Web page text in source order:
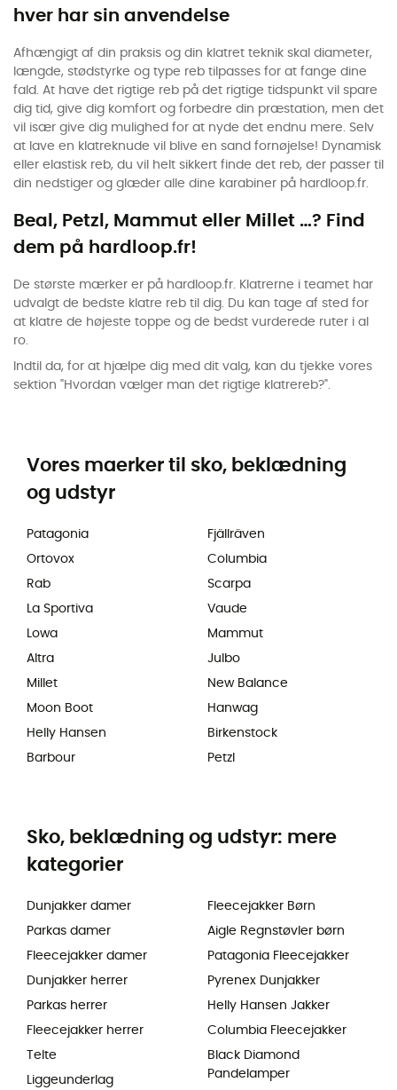
hver har sin anvendelse
Afhængigt af din praksis og din klatret teknik skal diameter,
længde, stødstyrke og type reb tilpasses for at fange dine
fald. At have det rigtige reb på det rigtige tidspunkt vil spare
dig tid, give dig komfort og forbedre din præstation, men det
vil især give dig mulighed for at nyde det endnu mere. Selv
at lave en klatreknude vil blive en sand fornøjelse! Dynamisk
eller elastisk reb, du vil helt sikkert finde det reb, der passer til
din nedstiger og glæder alle dine karabiner på hardloop.fr.
Beal, Petzl, Mammut eller Millet …? Find
dem på hardloop.fr!
De største mærker er på hardloop.fr. Klatrerne i teamet har
udvalgt de bedste klatre reb til dig. Du kan tage af sted for
at klatre de højeste toppe og de bedst vurderede ruter i al
ro.
Indtil da, for at hjælpe dig med dit valg, kan du tjekke vores
sektion "Hvordan vælger man det rigtige klatrereb?".
Vores maerker til sko, beklædning
og udstyr
Patagonia
Ortovox
Rab
La Sportiva
Lowa
Altra
Millet
Moon Boot
Helly Hansen
Barbour
Fjällräven
Columbia
Scarpa
Vaude
Mammut
Julbo
New Balance
Hanwag
Birkenstock
Petzl
Sko, beklædning og udstyr: mere
kategorier
Dunjakker damer
Parkas damer
Fleecejakker damer
Dunjakker herrer
Parkas herrer
Fleecejakker herrer
Telte
Liggeunderlag
Fleecejakker Børn
Aigle Regnstøvler børn
Patagonia Fleecejakker
Pyrenex Dunjakker
Helly Hansen Jakker
Columbia Fleecejakker
Black Diamond
Pandelamper